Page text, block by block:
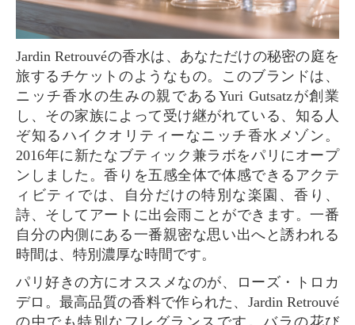
Jardin Retrouvéの香水は、あなただけの秘密の庭を
旅するチケットのようなもの。このブランドは、
ニッチ香水の生みの親であるYuri Gutsatzが創業
し、その家族によって受け継がれている、知る人
ぞ知るハイクオリティーなニッチ香水メゾン。
2016年に新たなブティック兼ラボをパリにオープ
ンしました。香りを五感全体で体感できるアクテ
ィビティでは、自分だけの特別な楽園、香り、
詩、そしてアートに出会雨ことができます。一番
自分の内側にある一番親密な思い出へと誘われる
時間は、特別濃厚な時間です。
パリ好きの方にオススメなのが、ローズ・トロカ
デロ。最高品質の香料で作られた、Jardin Retrouvé
の中でも特別なフレグランスです。バラの花び